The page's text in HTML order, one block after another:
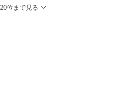
20位まで見る